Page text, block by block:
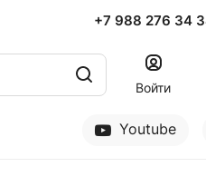
+7 988 276 34
Войти
Youtube